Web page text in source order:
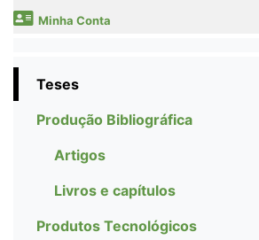
Minha Conta
Teses
Produção Bibliográfica
Artigos
Livros e capítulos
Produtos Tecnológicos